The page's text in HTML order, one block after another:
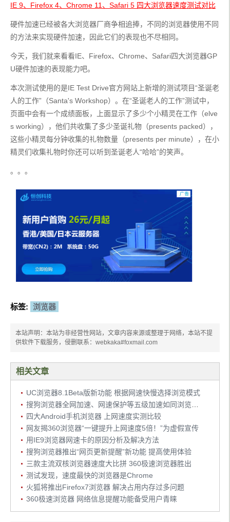
IE 9、Firefox 4、Chrome 11、Safari 5 四大浏览器速度测试对比
硬件加速已经被各大浏览器厂商争相追捧，不同的浏览器使用不同
的方法来实现硬件加速，因此它们的表现也不尽相同。
今天，我们就来看看IE、Firefox、Chrome、Safari四大浏览器GP
U硬件加速的表现能力吧。
本次测试使用的是IE Test Drive官方网站上新增的测试项目“圣诞老
人的工作”（Santa's Workshop）。在“圣诞老人的工作”测试中，
页面中会有一个成绩面板，上面显示了多少个小精灵在工作（elve
s working），他们共收集了多少圣诞礼物（presents packed），
这些小精灵每分钟收集的礼物数量（presents per minute），在小
精灵们收集礼物时你还可以听到圣诞老人“哈哈”的笑声。
。。。
标签: 浏览器
本站声明：本站为非经营性网站，文章内容来源或整理于网络，本站不提
供软件下载服务，侵删联系：webkaka#foxmail.com
相关文章
UC浏览器8.1Beta版新功能 根据网速快慢选择浏览模式
四大Android手机浏览器 上网速度实测比较
网友揭360浏览器“一键提升上网速度5倍！”为虚假宣传
用IE9浏览器网速卡的原因分析及解决方法
搜狗浏览器推出“网页更新提醒”新功能 提高使用体验
三款主流双核浏览器速度大比拼 360极速浏览器胜出
测试发现，速度最快的浏览器是Chrome
火狐将推出Firefox7浏览器 解决占用内存过多问题
360极速浏览器 网络信息提醒功能备受用户青睐